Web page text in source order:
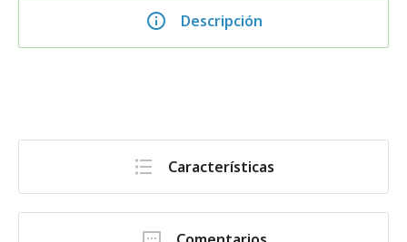
Descripción
Características